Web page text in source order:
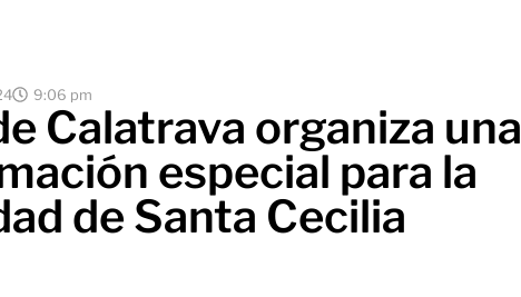
9:06 pm
Calatrava organiza una
especial para la
de Santa Cecilia